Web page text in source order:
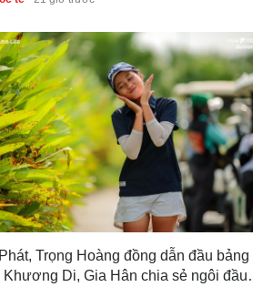
Trọng Hoàng đồng dẫn đầu bảng
Khương Di, Gia Hân chia sẻ ngôi đầu